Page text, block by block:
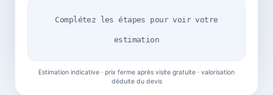
Complétez les étapes pour voir votre
estimation
Estimation indicative · prix ferme après visite gratuite · valorisation
déduite du devis